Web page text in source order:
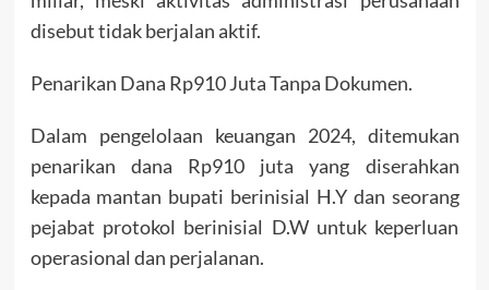
disebut tidak berjalan aktif.
Penarikan Dana Rp910 Juta Tanpa Dokumen.
Dalam pengelolaan keuangan 2024, ditemukan
penarikan dana Rp910 juta yang diserahkan
kepada mantan bupati berinisial H.Y dan seorang
pejabat protokol berinisial D.W untuk keperluan
operasional dan perjalanan.